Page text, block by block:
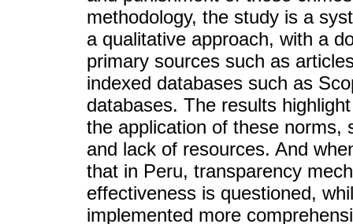
methodology, the study is a
a qualitative approach, with a
primary sources such as
indexed databases such as
databases. The results
the application of these norms,
and lack of resources. And
that in Peru, transparency
effectiveness is questioned,
implemented more